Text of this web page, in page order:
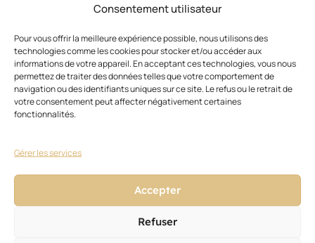
Consentement utilisateur
Pour vous offrir la meilleure expérience possible, nous utilisons des
technologies comme les cookies pour stocker et/ou accéder aux
informations de votre appareil. En acceptant ces technologies, vous nous
permettez de traiter des données telles que votre comportement de
navigation ou des identifiants uniques sur ce site. Le refus ou le retrait de
votre consentement peut affecter négativement certaines
fonctionnalités.
Gérer les services
Accepter
Refuser
Ces articles pourraient vous